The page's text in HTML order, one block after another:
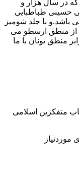
در سال هزار و
طباطبایی
با جلد شومیز
از م‍ن‍طق ارس‍طو می
منطق یونان با ما
متفکرین اسلامی